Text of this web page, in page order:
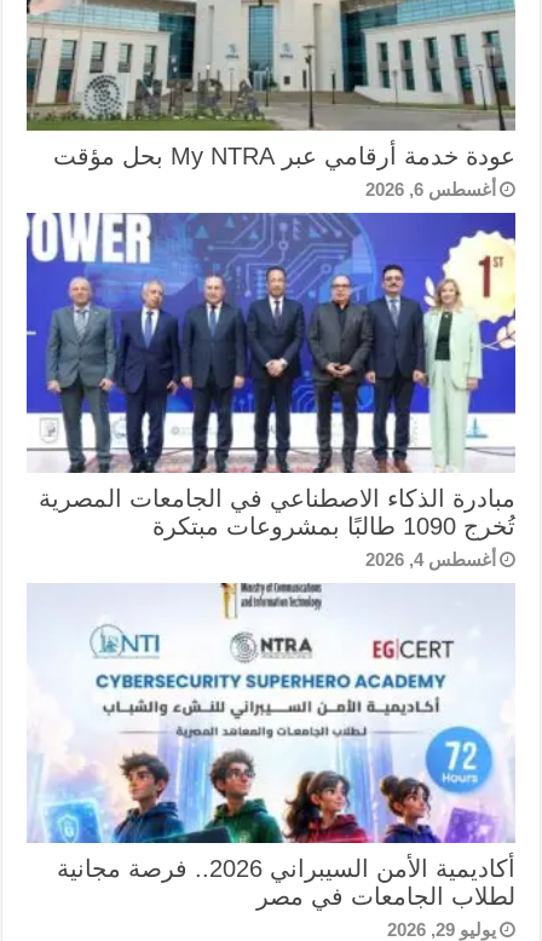
عودة خدمة أرقامي عبر My NTRA بحل مؤقت
أغسطس 6, 2026
مبادرة الذكاء الاصطناعي في الجامعات المصرية
تُخرج 1090 طالبًا بمشروعات مبتكرة
أغسطس 4, 2026
أكاديمية الأمن السيبراني 2026.. فرصة مجانية
لطلاب الجامعات في مصر
يوليو 29, 2026